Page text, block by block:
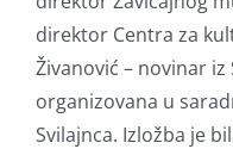
direktor Centra za
Živanović – novinar iz
organizovana u
Svilajnca. Izložba je